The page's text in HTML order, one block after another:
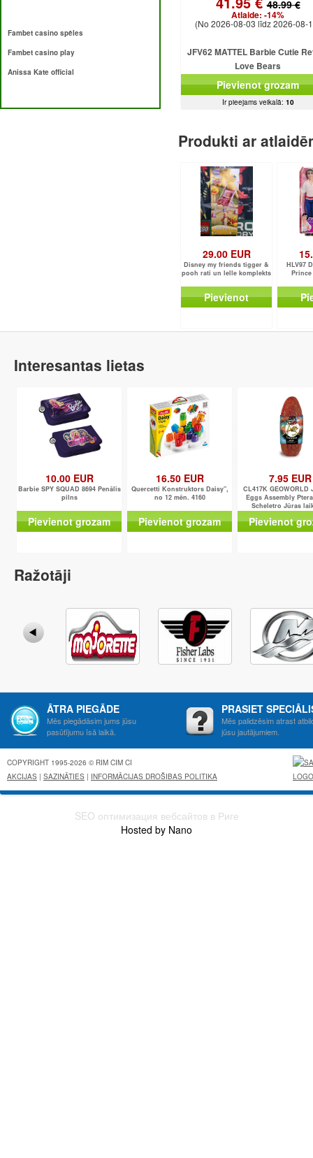
Fambet casino spēles
Fambet casino play
Anissa Kate official
48.99 €
Atlaide: -14%
(No 2026-08-03 līdz 2026-08-
JFV62 MATTEL Barbie Cutie
Love Bears
Pievienot grozam
Ir pieejams veikalā: 10
Produkti ar
29.00 EUR
Disney my friends tigger &
pooh rati un lelle komplekts
Pievienot
HLV97
Prince
Interesantas lietas
10.00 EUR
Barbie SPY SQUAD 8694 Penālis
pilns
Pievienot grozam
16.50 EUR
Quercetti Konstruktors Daisy",
no 12 mēn. 4160
Pievienot grozam
7.95 EUR
CL417K GEOWORLD
Eggs Assembly
Scheletro Jūras
lidojošie
Pievienot
Ražotāji
ĀTRA PIEGĀDE
Mēs piegādāsim jums jūsu
pasūtījumu īsā laikā.
PRASIET
Mēs palidzēsim atrast
jūsu jautājumiem.
COPYRIGHT 1995-2026 © RIM CIM CI
AKCIJAS | SAZINĀTIES | INFORMĀCIJAS DROŠIBAS POLITIKA
SEO оптимизация вебсайтов в Риге
Hosted by Nano